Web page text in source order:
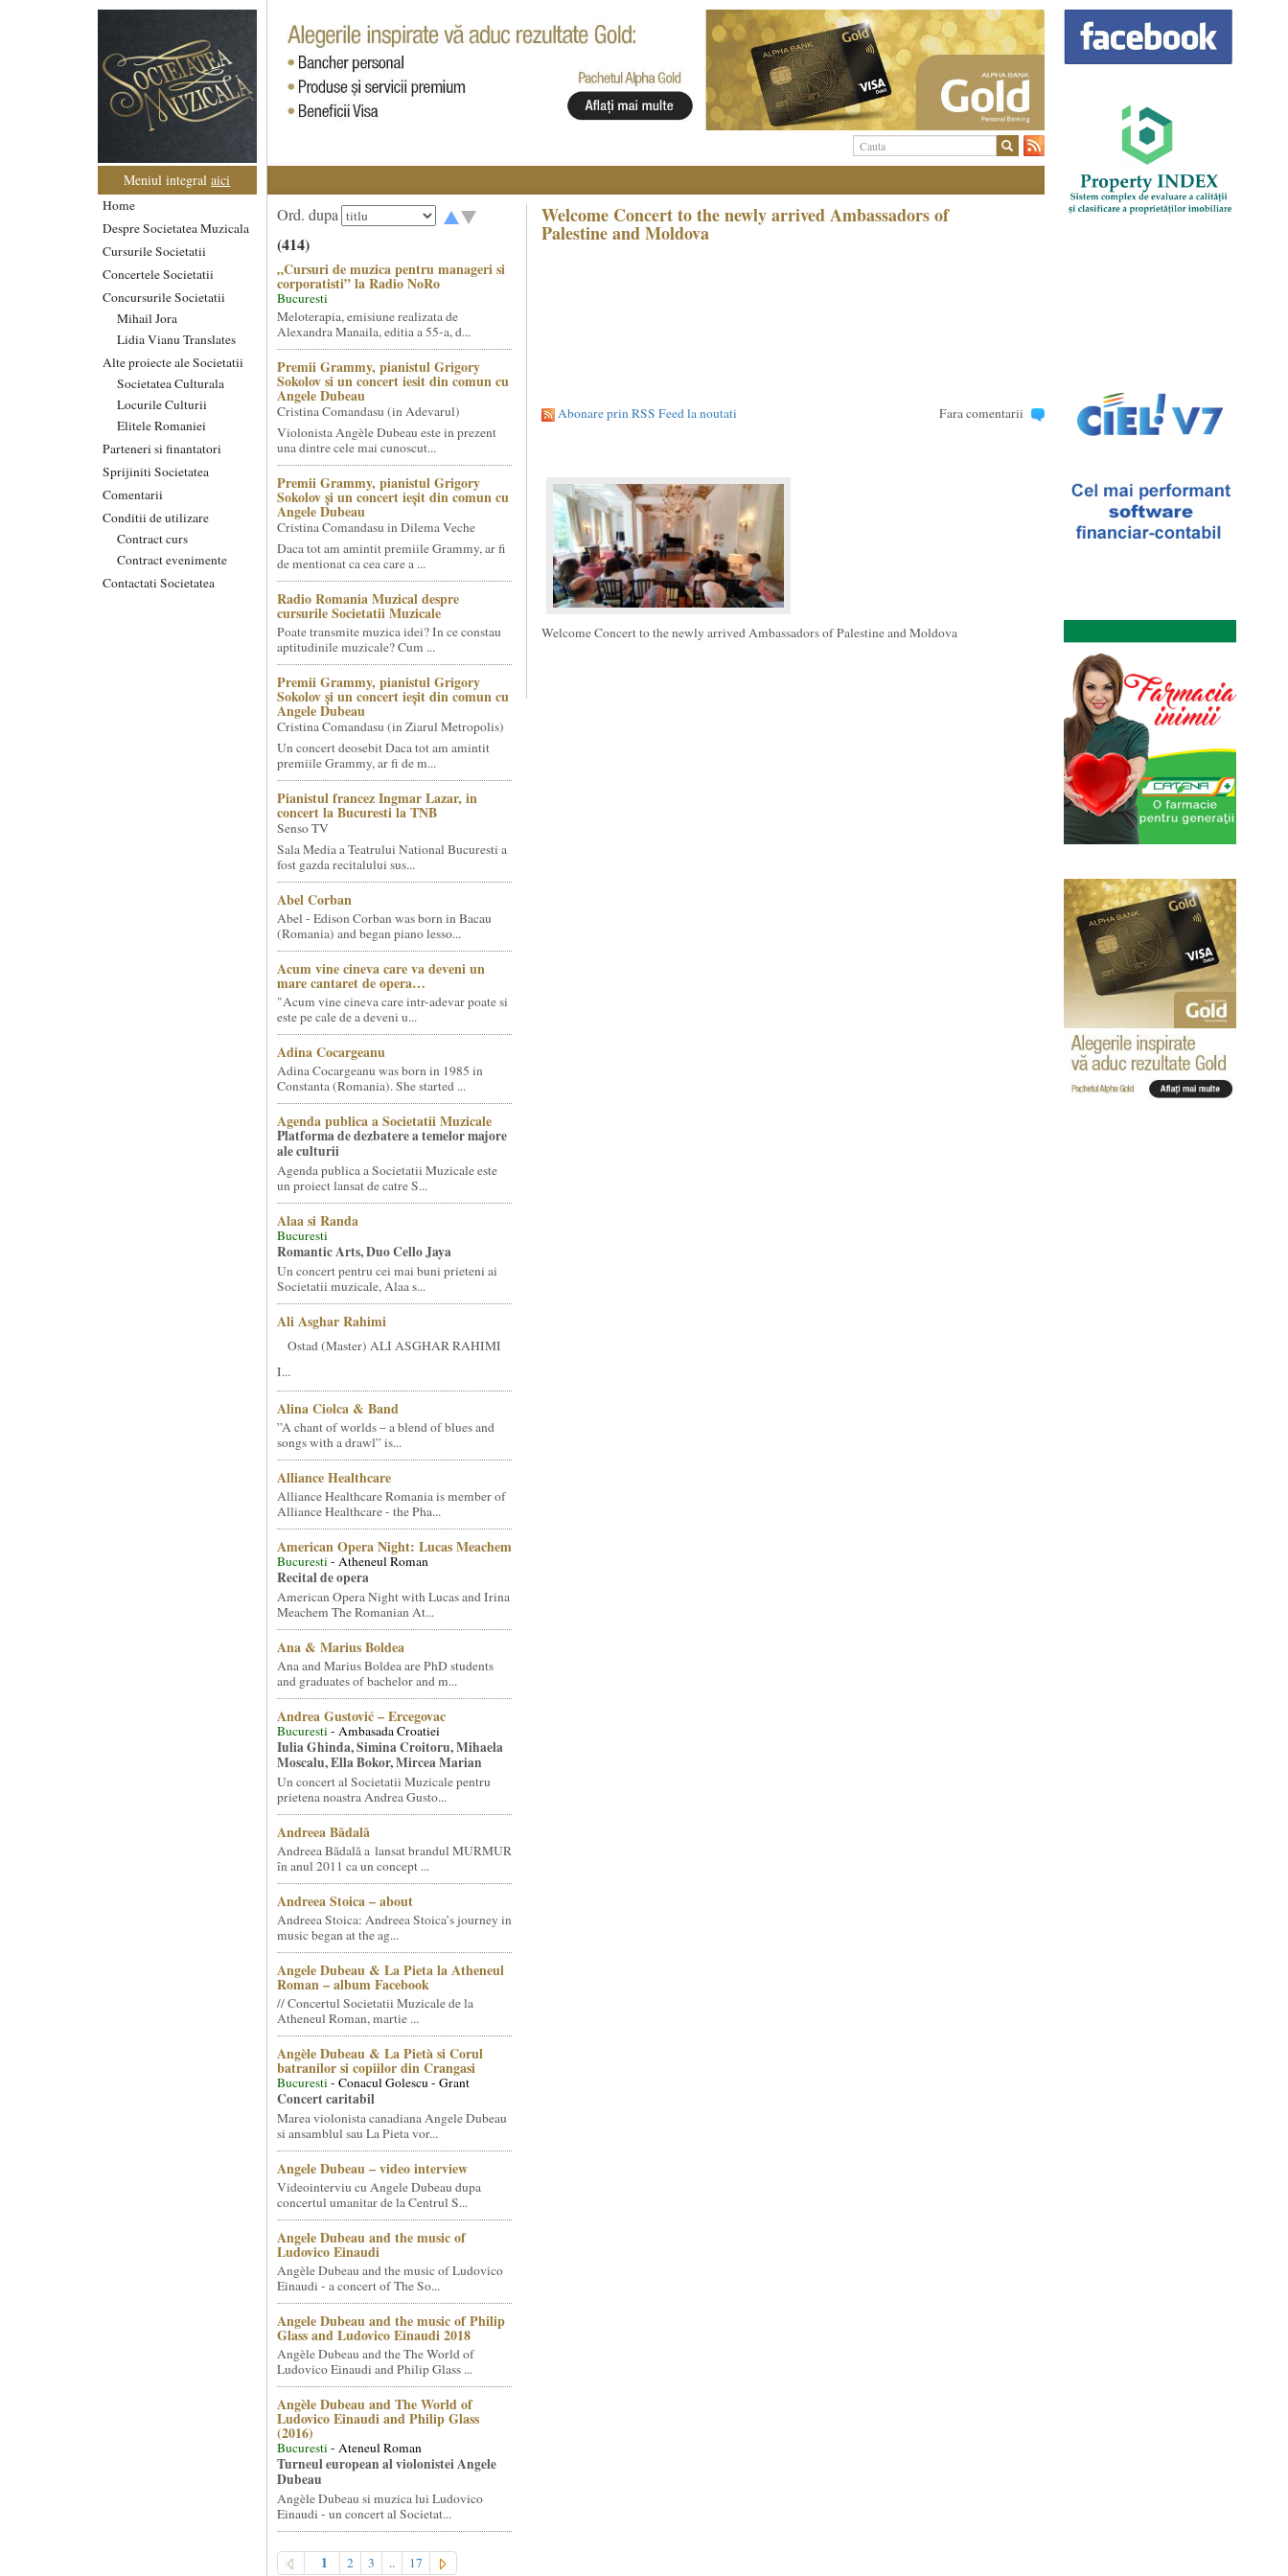
Meniul integralaici
Home
Despre Societatea Muzicala
Cursurile Societatii
Concertele Societatii
Concursurile Societatii
Mihail Jora
Lidia Vianu Translates
Alte proiecte ale Societatii
Societatea Culturala
Locurile Culturii
Elitele Romaniei
Parteneri si finantatori
Sprijiniti Societatea
Comentarii
Conditii de utilizare
Contract curs
Contract evenimente
Contactati Societatea
Ord. dupa
(414)
„Cursuri de muzica pentru manageri si
corporatisti” la Radio NoRo
Bucuresti
Meloterapia, emisiune realizata de
Alexandra Manaila, editia a 55-a, d...
Premii Grammy, pianistul Grigory
Sokolov si un concert iesit din comun cu
Angele Dubeau
Cristina Comandasu (in Adevarul)
Violonista Angèle Dubeau este in prezent
una dintre cele mai cunoscut...
Premii Grammy, pianistul Grigory
Sokolov și un concert ieșit din comun cu
Angele Dubeau
Cristina Comandasu in Dilema Veche
Daca tot am amintit premiile Grammy, ar fi
de mentionat ca cea care a ...
Radio Romania Muzical despre
cursurile Societatii Muzicale
Poate transmite muzica idei? In ce constau
aptitudinile muzicale? Cum ...
Premii Grammy, pianistul Grigory
Sokolov și un concert ieșit din comun cu
Angele Dubeau
Cristina Comandasu (in Ziarul Metropolis)
Un concert deosebit Daca tot am amintit
premiile Grammy, ar fi de m...
Pianistul francez Ingmar Lazar, in
concert la Bucuresti la TNB
Senso TV
Sala Media a Teatrului National Bucuresti a
fost gazda recitalului sus...
Abel Corban
Abel - Edison Corban was born in Bacau
(Romania) and began piano lesso...
Acum vine cineva care va deveni un
mare cantaret de opera…
"Acum vine cineva care intr-adevar poate si
este pe cale de a deveni u...
Adina Cocargeanu
Adina Cocargeanu was born in 1985 in
Constanta (Romania). She started ...
Agenda publica a Societatii Muzicale
Platforma de dezbatere a temelor majore
ale culturii
Agenda publica a Societatii Muzicale este
un proiect lansat de catre S...
Alaa si Randa
Bucuresti
Romantic Arts, Duo Cello Jaya
Un concert pentru cei mai buni prieteni ai
Societatii muzicale, Alaa s...
Ali Asghar Rahimi
Ostad (Master) ALI ASGHAR RAHIMI
I...
Alina Ciolca & Band
”A chant of worlds – a blend of blues and
songs with a drawl” is...
Alliance Healthcare
Alliance Healthcare Romania is member of
Alliance Healthcare - the Pha...
American Opera Night: Lucas Meachem
Bucuresti- Atheneul Roman
Recital de opera
American Opera Night with Lucas and Irina
Meachem The Romanian At...
Ana & Marius Boldea
Ana and Marius Boldea are PhD students
and graduates of bachelor and m...
Andrea Gustović – Ercegovac
Bucuresti- Ambasada Croatiei
Iulia Ghinda, Simina Croitoru, Mihaela
Moscalu, Ella Bokor, Mircea Marian
Un concert al Societatii Muzicale pentru
prietena noastra Andrea Gusto...
Andreea Bădală
Andreea Bădală a lansat brandul MURMUR
în anul 2011 ca un concept ...
Andreea Stoica – about
Andreea Stoica: Andreea Stoica’s journey in
music began at the ag...
Angele Dubeau & La Pieta la Atheneul
Roman – album Facebook
// Concertul Societatii Muzicale de la
Atheneul Roman, martie ...
Angèle Dubeau & La Pietà si Corul
batranilor si copiilor din Crangasi
Bucuresti- Conacul Golescu - Grant
Concert caritabil
Marea violonista canadiana Angele Dubeau
si ansamblul sau La Pieta vor...
Angele Dubeau – video interview
Videointerviu cu Angele Dubeau dupa
concertul umanitar de la Centrul S...
Angele Dubeau and the music of
Ludovico Einaudi
Angèle Dubeau and the music of Ludovico
Einaudi - a concert of The So...
Angele Dubeau and the music of Philip
Glass and Ludovico Einaudi 2018
Angèle Dubeau and the The World of
Ludovico Einaudi and Philip Glass ...
Angèle Dubeau and The World of
Ludovico Einaudi and Philip Glass
(2016)
Bucuresti- Ateneul Roman
Turneul european al violonistei Angele
Dubeau
Angèle Dubeau si muzica lui Ludovico
Einaudi - un concert al Societat...
1 2 3 .. 17
Welcome Concert to the newly arrived Ambassadors of
Palestine and Moldova
Abonare prin RSS Feed la noutati Fara comentarii
Welcome Concert to the newly arrived Ambassadors of Palestine and Moldova